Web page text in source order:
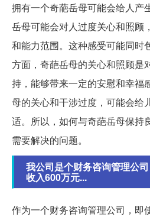
拥有一个奇葩岳母可能会给人产
岳母可能会对人过度关心和照顾
和能力范围。这种感受可能同时
方面，奇葩岳母的关心和照顾是
持，能够带来一定的安慰和幸福
母的关心和干涉过度，可能会给
适。所以，如何与奇葩岳母保持
需要解决的问题。
我公司是个财务咨询管理公
收入600万元...
作为一个财务咨询管理公司，即